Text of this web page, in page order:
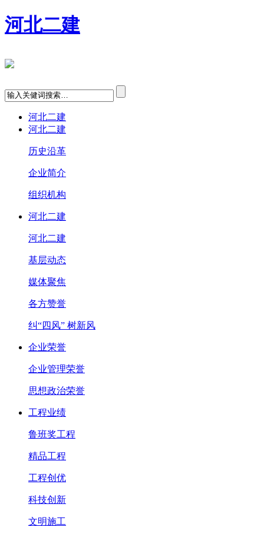
河北二建
河北二建
河北二建
历史沿革
企业简介
组织机构
河北二建
河北二建
基层动态
媒体聚焦
各方赞誉
纠“四风” 树新风
企业荣誉
企业管理荣誉
思想政治荣誉
工程业绩
鲁班奖工程
精品工程
工程创优
科技创新
文明施工